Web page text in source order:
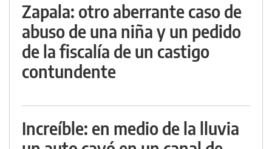
Zapala: otro aberrante caso de
abuso de una niña y un pedido
de la fiscalía de un castigo
contundente
Increíble: en medio de la lluvia